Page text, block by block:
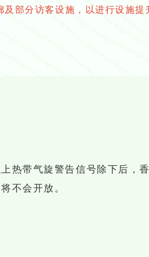
部分访客设施，以进行设施提
热带气旋警告信号除下后，
不会开放。